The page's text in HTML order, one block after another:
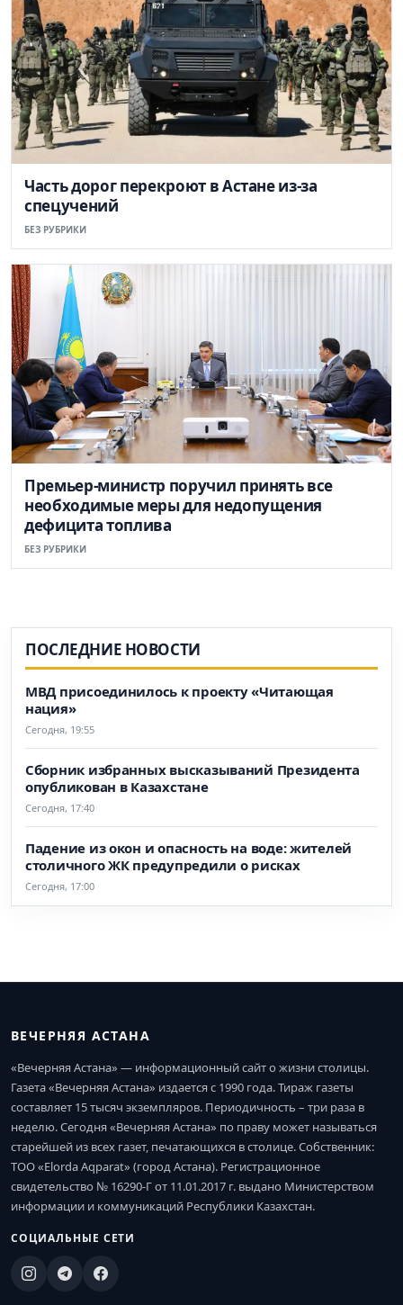
Часть дорог перекроют в Астане из-за
спецучений
БЕЗ РУБРИКИ
Премьер-министр поручил принять все
необходимые меры для недопущения
дефицита топлива
БЕЗ РУБРИКИ
ПОСЛЕДНИЕ НОВОСТИ
МВД присоединилось к проекту «Читающая
нация»
Сегодня, 19:55
Сборник избранных высказываний Президента
опубликован в Казахстане
Сегодня, 17:40
Падение из окон и опасность на воде: жителей
столичного ЖК предупредили о рисках
Сегодня, 17:00
ВЕЧЕРНЯЯ АСТАНА
«Вечерняя Астана» — информационный сайт о жизни столицы.
Газета «Вечерняя Астана» издается с 1990 года. Тираж газеты
составляет 15 тысяч экземпляров. Периодичность – три раза в
неделю. Сегодня «Вечерняя Астана» по праву может называться
старейшей из всех газет, печатающихся в столице. Собственник:
ТОО «Elorda Aqparat» (город Астана). Регистрационное
свидетельство № 16290-Г от 11.01.2017 г. выдано Министерством
информации и коммуникаций Республики Казахстан.
СОЦИАЛЬНЫЕ СЕТИ